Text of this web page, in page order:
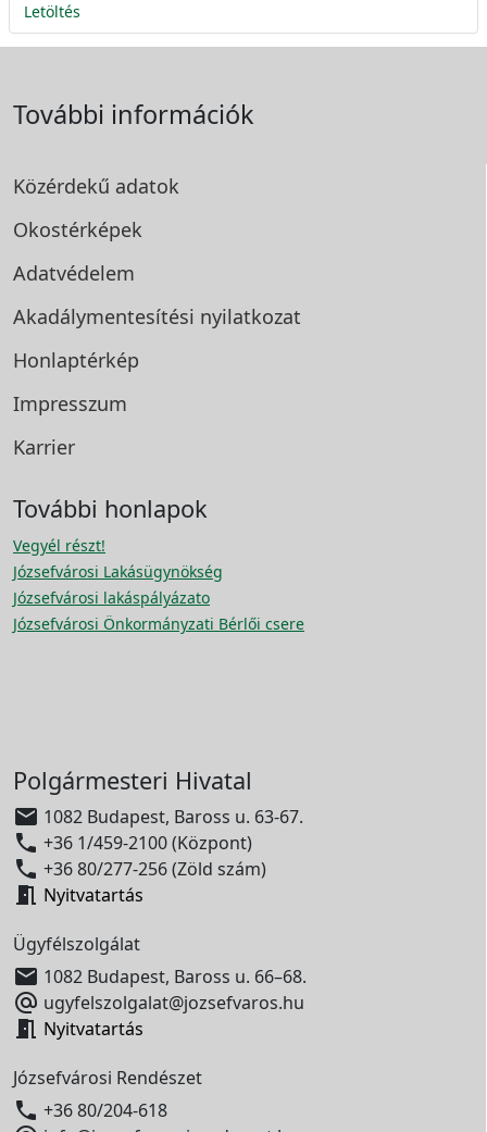
Letöltés
További információk
Közérdekű adatok
Okostérképek
Adatvédelem
Akadálymentesítési nyilatkozat
Honlaptérkép
Impresszum
Karrier
További honlapok
Vegyél részt!
Józsefvárosi Lakásügynökség
Józsefvárosi lakáspályázato
Józsefvárosi Önkormányzati Bérlői csere
Polgármesteri Hivatal
 1082 Budapest, Baross u. 63-67.
 +36 1/459-2100 (Központ)
 +36 80/277-256 (Zöld szám)
 Nyitvatartás
Ügyfélszolgálat
 1082 Budapest, Baross u. 66–68.
 ugyfelszolgalat@jozsefvaros.hu
 Nyitvatartás
Józsefvárosi Rendészet
 +36 80/204-618